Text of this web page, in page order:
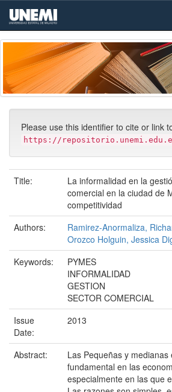
Skip
navigation
Please use this identifier to cite or link
https://
Title:
La informalidad en la
comercial en la ciudad de
competitividad
Authors:
Ramirez-Anormaliza,
Orozco Holguin, Jessica
Keywords:
PYMES
INFORMALIDAD
GESTION
SECTOR COMERCIAL
Issue
Date:
2013
Abstract:
Las Pequeñas y
fundamental en las
especialmente en las que